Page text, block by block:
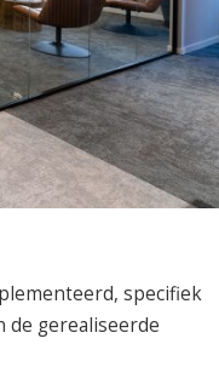
specifiek
gerealiseerde